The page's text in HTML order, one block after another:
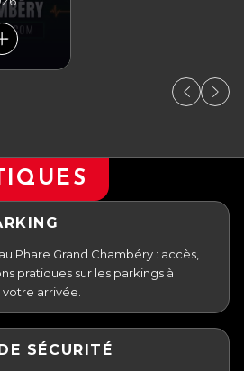
Phare Grand Chambéry : accès,
pratiques sur les parkings à
arrivée.
SÉCURITÉ